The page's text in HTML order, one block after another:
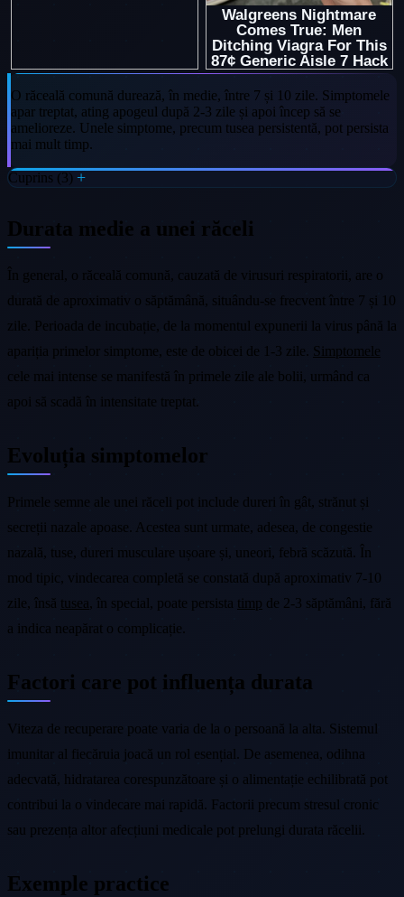
O răceală comună durează, în medie, între 7 și 10 zile. Simptomele
apar treptat, ating apogeul după 2-3 zile și apoi încep să se
amelioreze. Unele simptome, precum tusea persistentă, pot persista
mai mult timp.
Cuprins (3)
Durata medie a unei răceli
În general, o răceală comună, cauzată de virusuri respiratorii, are o
durată de aproximativ o săptămână, situându-se frecvent între 7 și 10
zile. Perioada de incubație, de la momentul expunerii la virus până la
apariția primelor simptome, este de obicei de 1-3 zile. Simptomele
cele mai intense se manifestă în primele zile ale bolii, urmând ca
apoi să scadă în intensitate treptat.
Evoluția simptomelor
Primele semne ale unei răceli pot include dureri în gât, strănut și
secreții nazale apoase. Acestea sunt urmate, adesea, de congestie
nazală, tuse, dureri musculare ușoare și, uneori, febră scăzută. În
mod tipic, vindecarea completă se constată după aproximativ 7-10
zile, însă tusea, în special, poate persista timp de 2-3 săptămâni, fără
a indica neapărat o complicație.
Factori care pot influența durata
Viteza de recuperare poate varia de la o persoană la alta. Sistemul
imunitar al fiecăruia joacă un rol esențial. De asemenea, odihna
adecvată, hidratarea corespunzătoare și o alimentație echilibrată pot
contribui la o vindecare mai rapidă. Factorii precum stresul cronic
sau prezența altor afecțiuni medicale pot prelungi durata răcelii.
Exemple practice